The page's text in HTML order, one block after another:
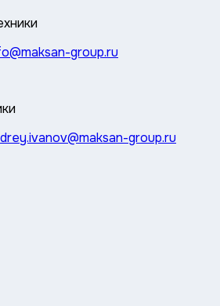
group.ru
group.ru